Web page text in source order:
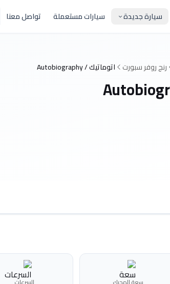
سيارة جديدة سيارات مستعملة تواصل معنا
رنج روفر سبورت اتوماتيك / Autobiography